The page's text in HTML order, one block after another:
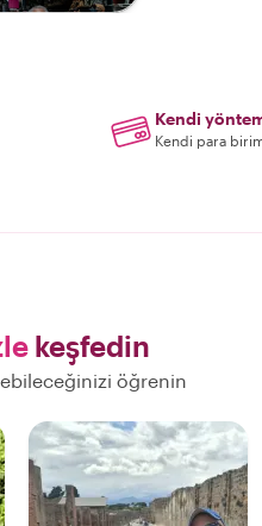
Kendi
Kendi para
keşfedin
öğrenin